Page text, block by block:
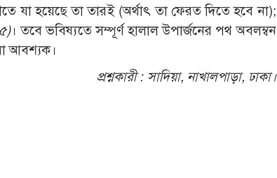
আরও
যা হয়েছে তা তারই (অর্থাৎ তা ফেরত দিতে হবে না);
। তবে ভবিষ্যতে সম্পূর্ণ হালাল উপার্জনের পথ অবলম্বন
আবশ্যক।
প্রশ্নকারী : সাদিয়া, নাখালপাড়া, ঢাকা।